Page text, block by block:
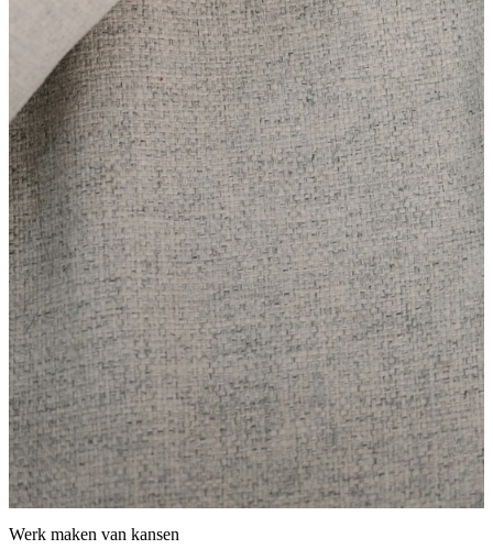
Werk maken van kansen